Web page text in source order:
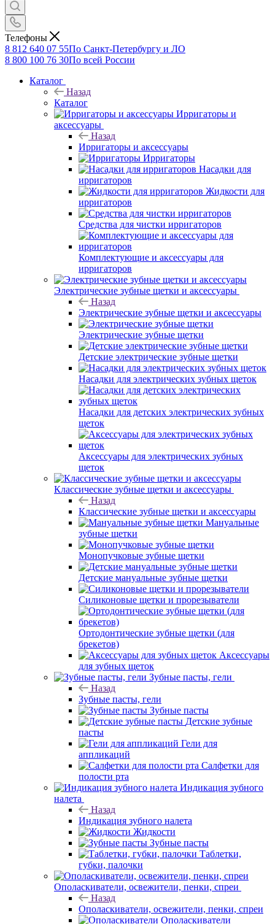
Телефоны
8 812 640 07 55По Санкт-Петербургу и ЛО
8 800 100 76 30По всей России
Каталог
Назад
Каталог
Ирригаторы и
аксессуары
Назад
Ирригаторы и аксессуары
Ирригаторы
Насадки для
ирригаторов
Жидкости для
ирригаторов
Средства для чистки ирригаторов
Комплектующие и аксессуары для
ирригаторов
Электрические зубные щетки и аксессуары
Назад
Электрические зубные щетки и аксессуары
Электрические зубные щетки
Детские электрические зубные щетки
Насадки для электрических зубных щеток
Насадки для детских электрических зубных
щеток
Аксессуары для электрических зубных
щеток
Классические зубные щетки и аксессуары
Назад
Классические зубные щетки и аксессуары
Мануальные
зубные щетки
Монопучковые зубные щетки
Детские мануальные зубные щетки
Силиконовые щетки и прорезыватели
Ортодонтические зубные щетки (для
брекетов)
Аксессуары
для зубных щеток
Зубные пасты, гели
Назад
Зубные пасты, гели
Зубные пасты
Детские зубные
пасты
Гели для
аппликаций
Салфетки для
полости рта
Индикация зубного
налета
Назад
Индикация зубного налета
Жидкости
Зубные пасты
Таблетки,
губки, палочки
Ополаскиватели, освежители, пенки, спреи
Назад
Ополаскиватели, освежители, пенки, спреи
Ополаскиватели